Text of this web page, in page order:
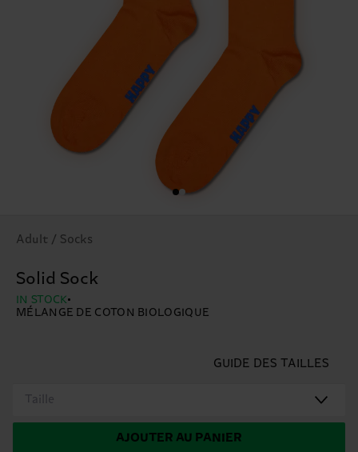
Adult / Socks
Solid Sock
IN STOCK
MÉLANGE DE COTON BIOLOGIQUE
GUIDE DES TAILLES
Taille
AJOUTER AU PANIER